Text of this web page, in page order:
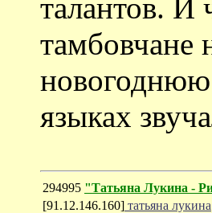
талантов. И
языках
294995 "Татьяна Лукина -
[91.12.146.160] татьяна лукина